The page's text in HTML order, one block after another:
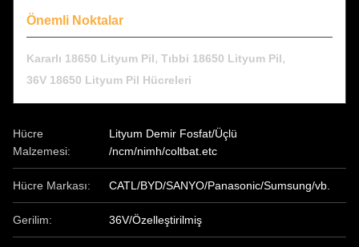
Önemli Noktalar
Kararlı 18650 Lityum Pil, Tıbbi 18650 Lityum Pil,
36V 18650 Lityum Pil Hücreleri
Hücre
Malzemesi:
Lityum Demir Fosfat/Üçlü
/ncm/nimh/coltbat.etc
Hücre Markası: CATL/BYD/SANYO/Panasonic/Sumsung/vb.
Gerilim: 36V/Özelleştirilmiş